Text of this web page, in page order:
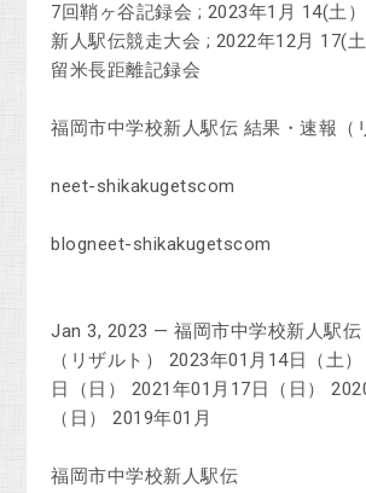
7回鞘ヶ谷記録会 ; 2023年1月 14(土
新人駅伝競走大会 ; 2022年12月 17(
留米長距離記録会
福岡市中学校新人駅伝 結果・速報（
neet-shikakugetscom
blogneet-shikakugetscom
Jan 3, 2023 — 福岡市中学校新人駅伝
（リザルト） 2023年01月14日（土
日（日） 2021年01月17日（日）
（日） 2019年01月
福岡市中学校新人駅伝